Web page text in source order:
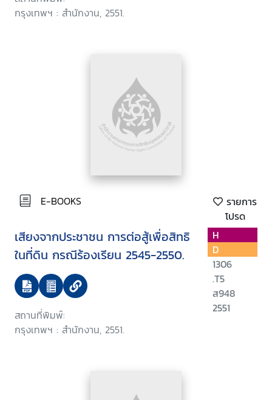
กรุงเทพฯ : สำนักงาน, 2551.
E-BOOKS
รายการ
โปรด
เสียงจากประชาชน การต่อสู้เพื่อสิทธิ
ในที่ดิน กรณีร้องเรียน 2545-2550.
สถานที่พิมพ์:
กรุงเทพฯ : สำนักงาน, 2551.
H
D
1306
.T5
ส948
2551